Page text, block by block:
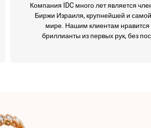
Компания IDC много лет является
Биржи Израиля, крупнейшей и
мире. Нашим клиентам нравится
бриллианты из первых рук, без